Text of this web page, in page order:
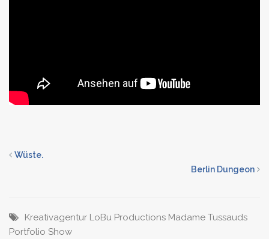
Wüste.
Berlin Dungeon
Kreativagentur LoBu Productions Madame Tussauds
Portfolio Show